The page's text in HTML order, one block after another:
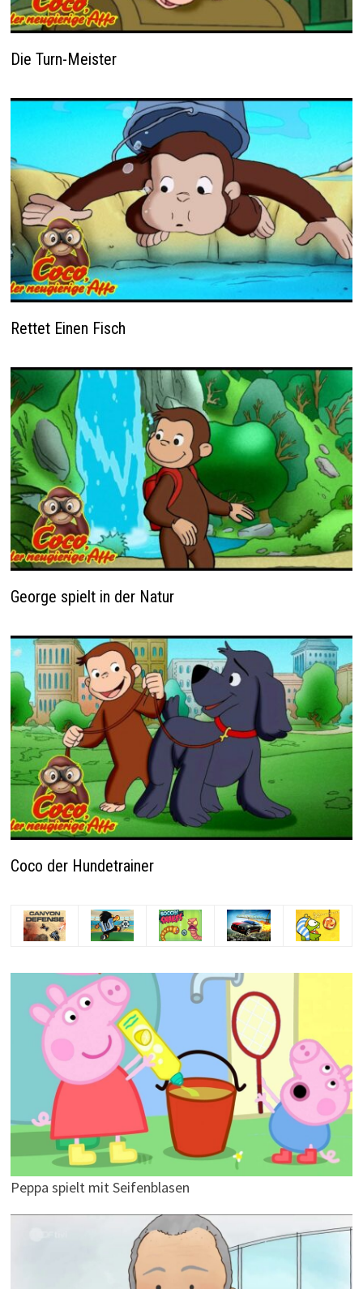
Die Turn-Meister
Rettet Einen Fisch
George spielt in der Natur
Coco der Hundetrainer
Peppa spielt mit Seifenblasen